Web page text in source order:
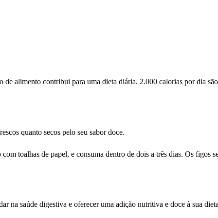
alimento contribui para uma dieta diária. 2.000 calorias por dia
quanto secos pelo seu sabor doce.
toalhas de papel, e consuma dentro de dois a três dias. Os figos
na saúde digestiva e oferecer uma adição nutritiva e doce à sua